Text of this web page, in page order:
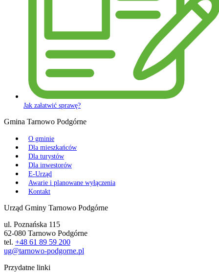
Jak załatwić sprawę?
Gmina Tarnowo Podgórne
O gminie
Dla mieszkańców
Dla turystów
Dla inwestorów
E-Urząd
Awarie i planowane wyłączenia
Kontakt
Urząd Gminy Tarnowo Podgórne
ul. Poznańska 115
62-080 Tarnowo Podgórne
tel. +48 61 89 59 200
ug@tarnowo-podgorne.pl
Przydatne linki